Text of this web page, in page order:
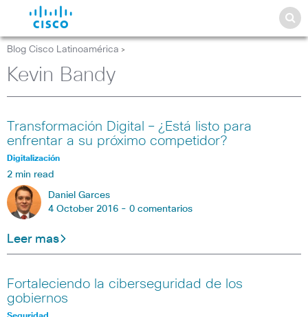
Blog Cisco Latinoamérica >
Kevin Bandy
Transformación Digital – ¿Está listo para
enfrentar a su próximo competidor?
Digitalización
2 min read
Daniel Garces
4 October 2016 - 0 comentarios
Leer mas
Fortaleciendo la ciberseguridad de los
gobiernos